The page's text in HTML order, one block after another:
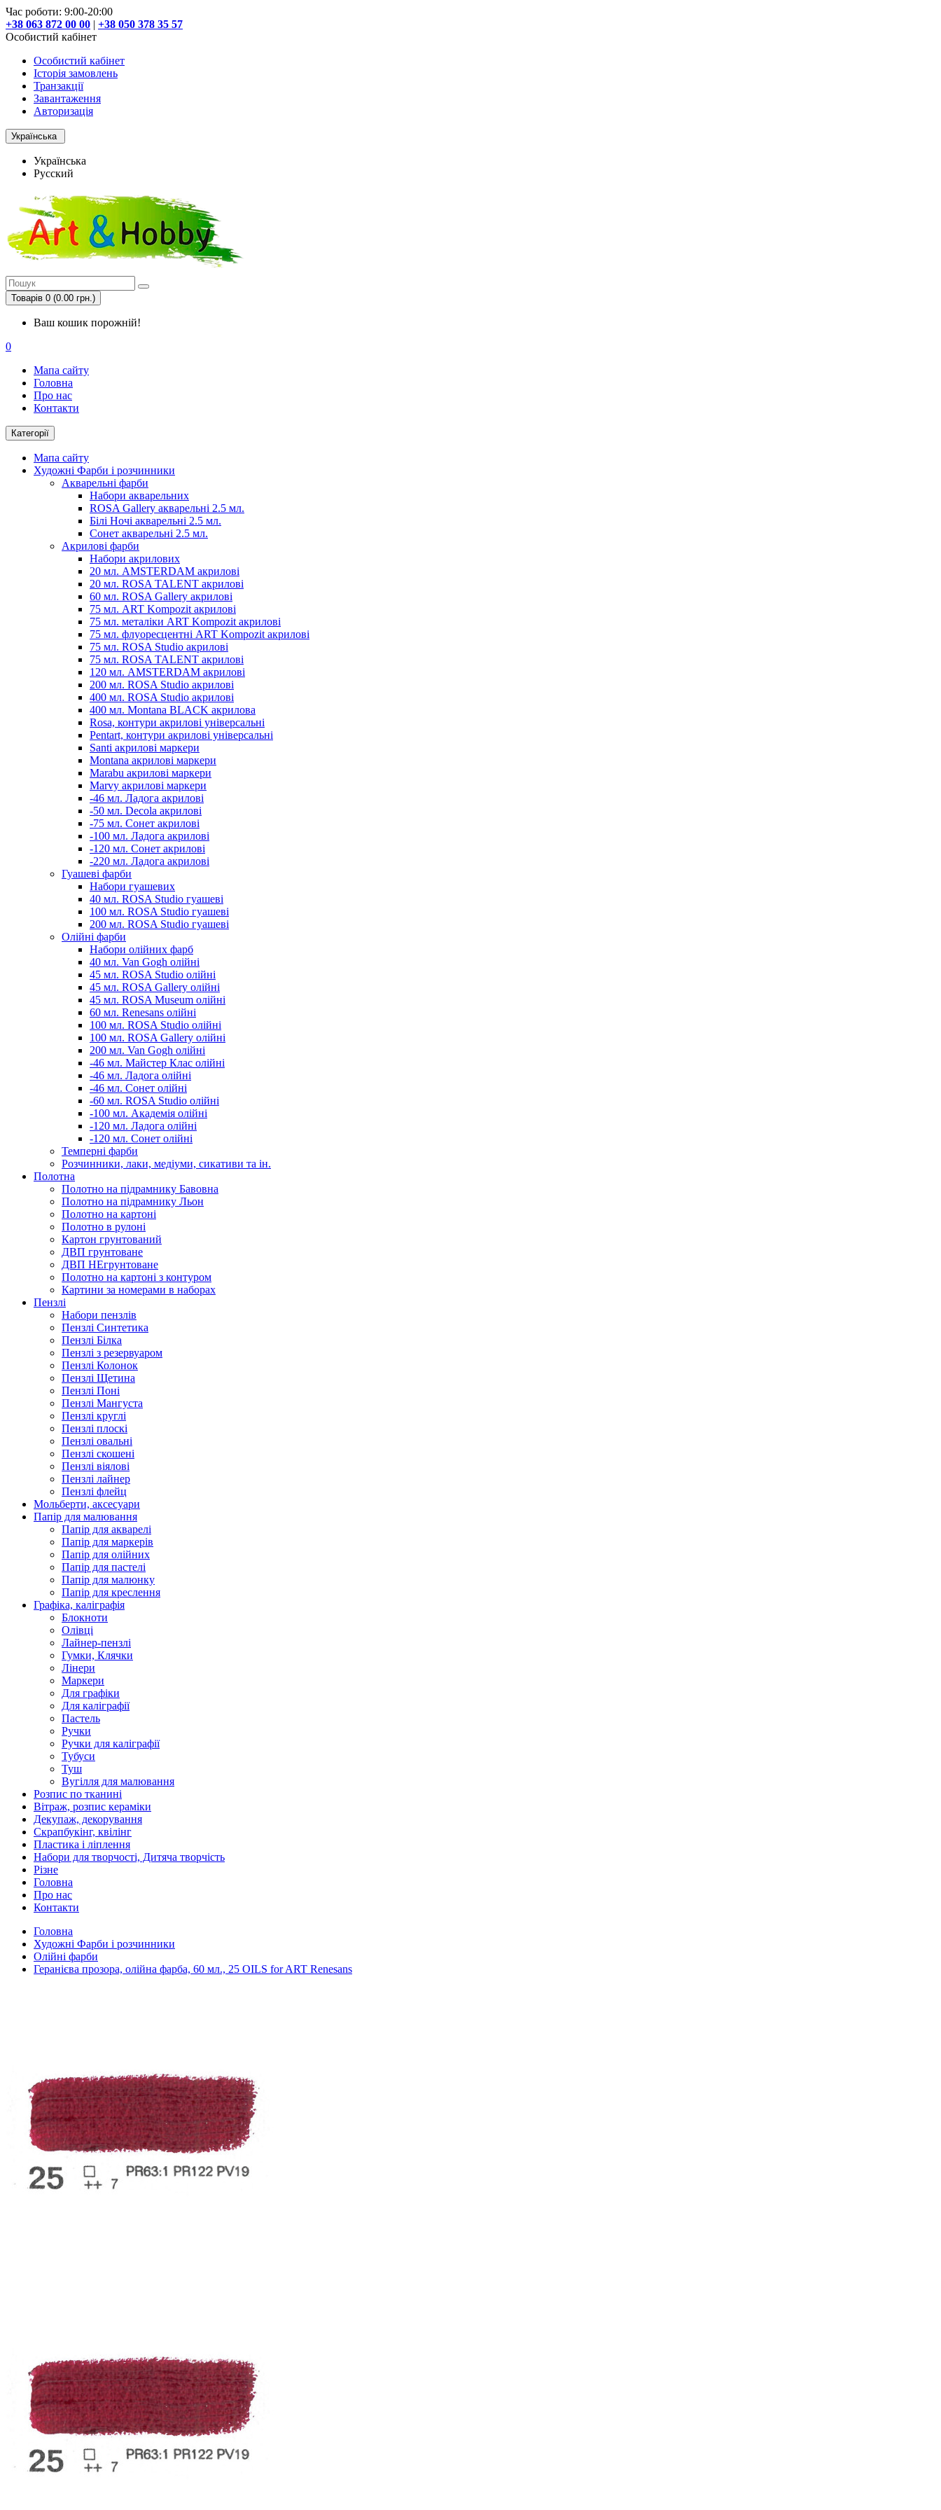
Час роботи: 9:00-20:00
+38 063 872 00 00 | +38 050 378 35 57
Особистий кабінет
Особистий кабінет
Історія замовлень
Транзакції
Завантаження
Авторизація
Українська
Українська
Русский
Товарів 0 (0.00 грн.)
Ваш кошик порожній!
0
Мапа сайту
Головна
Про нас
Контакти
Категорії
Мапа сайту
Художні Фарби і розчинники
Акварельні фарби
Набори акварельних
ROSA Gallery акварельні 2.5 мл.
Білі Ночі акварельні 2.5 мл.
Сонет акварельні 2.5 мл.
Акрилові фарби
Набори акрилових
20 мл. AMSTERDAM акрилові
20 мл. ROSA TALENT акрилові
60 мл. ROSA Gallery акрилові
75 мл. ART Kompozit акрилові
75 мл. металіки ART Kompozit акрилові
75 мл. флуоресцентні ART Kompozit акрилові
75 мл. ROSA Studio акрилові
75 мл. ROSA TALENT акрилові
120 мл. AMSTERDAM акрилові
200 мл. ROSA Studio акрилові
400 мл. ROSA Studio акрилові
400 мл. Montana BLACK акрилова
Rosa, контури акрилові універсальні
Pentart, контури акрилові універсальні
Santi акрилові маркери
Montana акрилові маркери
Marabu акрилові маркери
Marvy акрилові маркери
-46 мл. Ладога акрилові
-50 мл. Decola акрилові
-75 мл. Сонет акрилові
-100 мл. Ладога акрилові
-120 мл. Сонет акрилові
-220 мл. Ладога акрилові
Гуашеві фарби
Набори гуашевих
40 мл. ROSA Studio гуашеві
100 мл. ROSA Studio гуашеві
200 мл. ROSA Studio гуашеві
Олійні фарби
Набори олійних фарб
40 мл. Van Gogh олійні
45 мл. ROSA Studio олійні
45 мл. ROSA Gallery олійні
45 мл. ROSA Museum олійні
60 мл. Renesans олійні
100 мл. ROSA Studio олійні
100 мл. ROSA Gallery олійні
200 мл. Van Gogh олійні
-46 мл. Майстер Клас олійні
-46 мл. Ладога олійні
-46 мл. Сонет олійні
-60 мл. ROSA Studio олійні
-100 мл. Академія олійні
-120 мл. Ладога олійні
-120 мл. Сонет олійні
Темперні фарби
Розчинники, лаки, медіуми, сикативи та ін.
Полотна
Полотно на підрамнику Бавовна
Полотно на підрамнику Льон
Полотно на картоні
Полотно в рулоні
Картон грунтований
ДВП грунтоване
ДВП НЕгрунтоване
Полотно на картоні з контуром
Картини за номерами в наборах
Пензлі
Набори пензлів
Пензлі Синтетика
Пензлі Білка
Пензлі з резервуаром
Пензлі Колонок
Пензлі Щетина
Пензлі Поні
Пензлі Мангуста
Пензлі круглі
Пензлі плоскі
Пензлі овальні
Пензлі скошені
Пензлі віялові
Пензлі лайнер
Пензлі флейц
Мольберти, аксесуари
Папір для малювання
Папір для акварелі
Папір для маркерів
Папір для олійних
Папір для пастелі
Папір для малюнку
Папір для креслення
Графіка, каліграфія
Блокноти
Олівці
Лайнер-пензлі
Гумки, Клячки
Лінери
Маркери
Для графіки
Для каліграфії
Пастель
Ручки
Ручки для каліграфії
Тубуси
Туш
Вугілля для малювання
Розпис по тканині
Вітраж, розпис кераміки
Декупаж, декорування
Скрапбукінг, квілінг
Пластика і ліплення
Набори для творчості, Дитяча творчість
Різне
Головна
Про нас
Контакти
Головна
Художні Фарби і розчинники
Олійні фарби
Геранієва прозора, олійна фарба, 60 мл., 25 OILS for ART Renesans